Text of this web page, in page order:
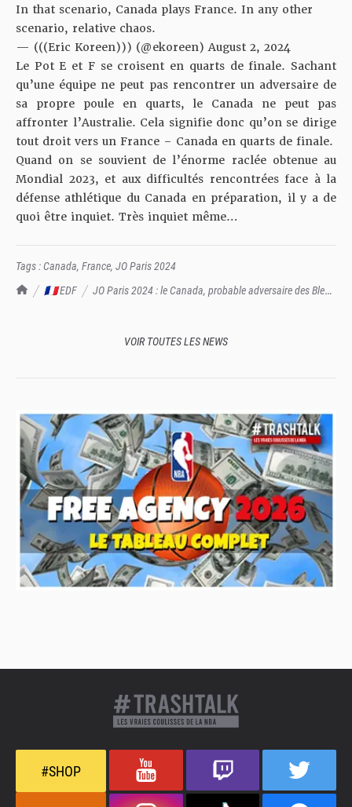
TrashTalk Actu NBA
🇫🇷 EDF
JO Paris 2024 : le Canada, probable adversaire des Bleus
In that scenario, Canada plays France. In any other
scenario, relative chaos.
— (((Eric Koreen))) (@ekoreen)August 2, 2024
Le Pot E et F se croisent en quarts de finale. Sachant
qu’une équipe ne peut pas rencontrer un adversaire de
sa propre poule en quarts, le Canada ne peut pas
affronter l’Australie. Cela signifie donc qu’on se dirige
tout droit vers un France – Canada en quarts de finale.
Quand on se souvient de l’énorme raclée obtenue au
Mondial 2023, et aux difficultés rencontrées face à la
défense athlétique du Canada en préparation, il y a de
quoi être inquiet. Très inquiet même…
Tags :Canada, France, JO Paris 2024
VOIR TOUTES LES NEWS
#SHOP